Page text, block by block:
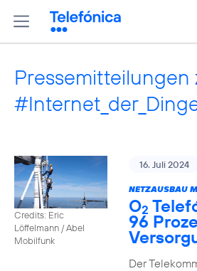
Pressemitteilungen
Credits: Eric
Löffelmann / Abel
Mobilfunk
16. Juli 2024
NETZAUSBAU
O2
96
Der